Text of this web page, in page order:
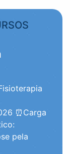
⏰Carga
pela